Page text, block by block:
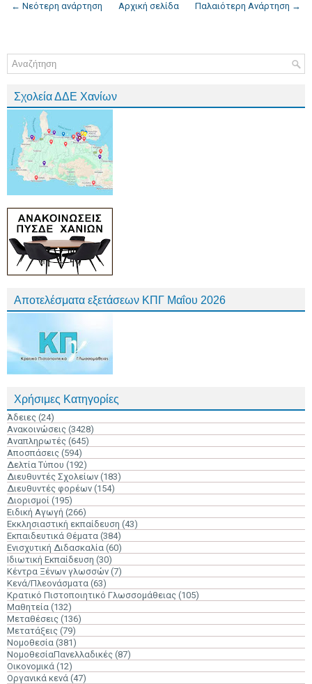
← Νεότερη ανάρτηση Παλαιότερη Ανάρτηση →
Αρχική σελίδα
Σχολεία ΔΔΕ Χανίων
Αποτελέσματα εξετάσεων ΚΠΓ Μαΐου 2026
Χρήσιμες Κατηγορίες
Άδειες (24)
Ανακοινώσεις (3428)
Αναπληρωτές (645)
Αποσπάσεις (594)
Δελτία Τύπου (192)
Διευθυντές Σχολείων (183)
Διευθυντές φορέων (154)
Διορισμοί (195)
Ειδική Αγωγή (266)
Εκκλησιαστική εκπαίδευση (43)
Εκπαιδευτικά Θέματα (384)
Ενισχυτική Διδασκαλία (60)
Ιδιωτική Εκπαίδευση (30)
Κέντρα Ξένων γλωσσών (7)
Κενά/Πλεονάσματα (63)
Κρατικό Πιστοποιητικό Γλωσσομάθειας (105)
Μαθητεία (132)
Μεταθέσεις (136)
Μετατάξεις (79)
Νομοθεσία (381)
ΝομοθεσίαΠανελλαδικές (87)
Οικονομικά (12)
Οργανικά κενά (47)